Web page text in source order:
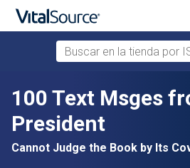
Buscar en la tienda por
100 Text Msges
President
Cannot Judge the Book by Its